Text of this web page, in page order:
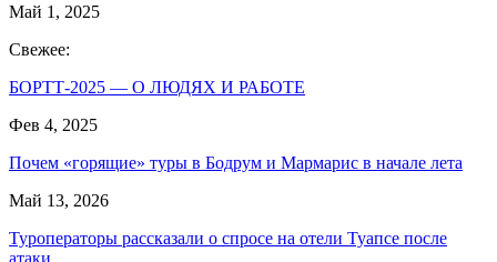
Май 1, 2025
Свежее:
БОРТТ-2025 — О ЛЮДЯХ И РАБОТЕ
Фев 4, 2025
Почем «горящие» туры в Бодрум и Мармарис в начале лета
Май 13, 2026
Туроператоры рассказали о спросе на отели Туапсе после
атаки…